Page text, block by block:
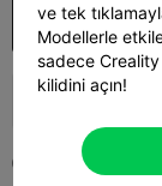
131
 2025-01-24
ve tek
Modellerle
sadece
kilidini açın!